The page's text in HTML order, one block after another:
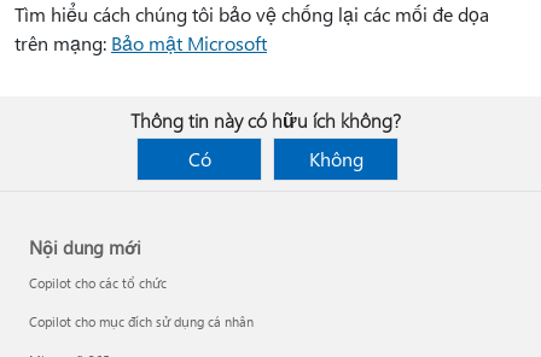
Tìm hiểu cách chúng tôi bảo vệ chống lại các mối đe dọa
trên mạng: Bảo mật Microsoft
Thông tin này có hữu ích không?
Có
Không
Nội dung mới
Copilot cho các tổ chức
Copilot cho mục đích sử dụng cá nhân